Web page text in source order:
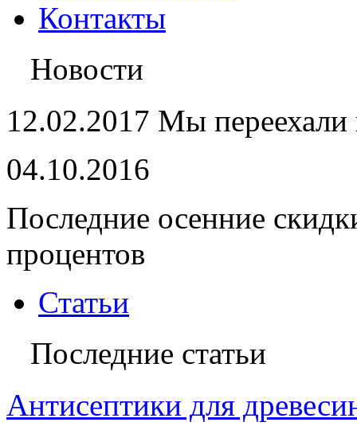
Контакты
Новости
12.02.2017 Мы
04.10.2016
Последние осенние
процентов
Статьи
Последние статьи
Антисептики для